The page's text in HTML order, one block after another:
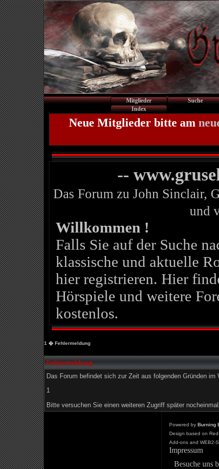
Mitglieder
Suche
Index
Neue Mitglieder bitte am
--
Das Forum zu John Sinclair,
und
Willkommen !
Falls Sie auf der Suche
klassische und aktuelle
hier registrieren. Hier
Hörspiele und weitere
kostenlos.
1 � Fehlermeldung
Fehlermeldung
Das Forum befindet sich zur Zeit aus folgenden Gründen im
1
Bitte versuchen Sie einen weiteren Zugriff später
Powered by Burning
Design based on
Add-ons and WEB2-
Impressum
Besuche uns